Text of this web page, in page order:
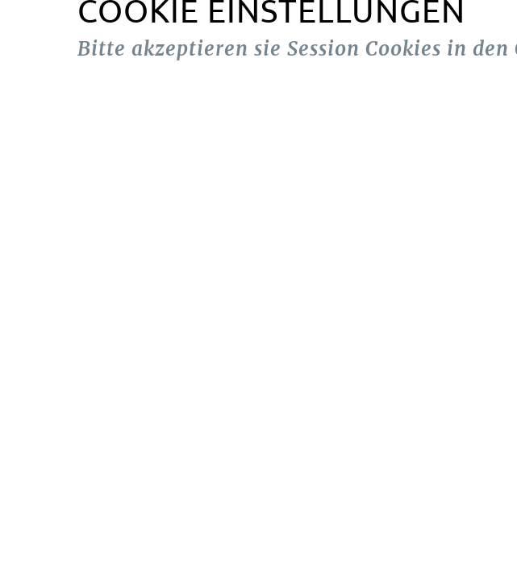
COOKIE EINSTELLUNGEN
Bitte akzeptieren sie Session Cookies in